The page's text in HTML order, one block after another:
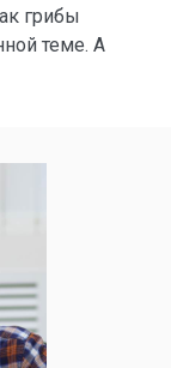
грибы
теме. А